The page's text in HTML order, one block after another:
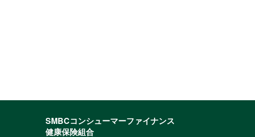
SMBCコンシューマーファイナンス
健康保険組合